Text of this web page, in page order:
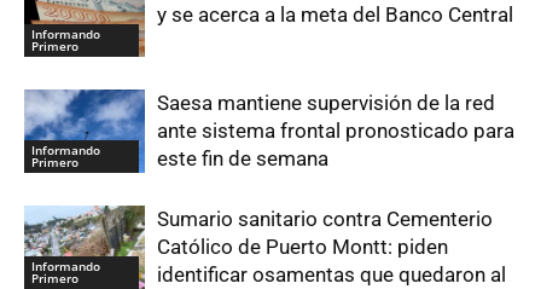
Informando
Primero
y se acerca a la meta del Banco Central
Informando
Primero
Saesa mantiene supervisión de la red
ante sistema frontal pronosticado para
este fin de semana
Informando
Primero
Sumario sanitario contra Cementerio
Católico de Puerto Montt: piden
identificar osamentas que quedaron al